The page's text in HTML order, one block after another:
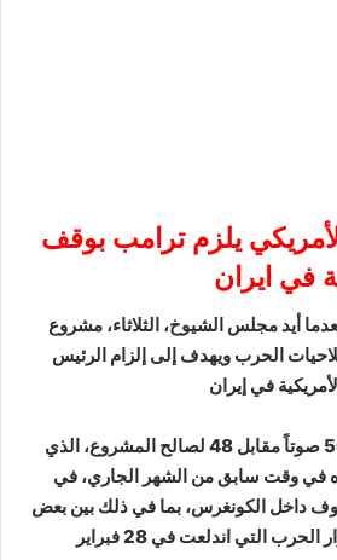
يلزم ترامب بوقف
في ايران
أيد مجلس الشيوخ، الثلاثاء، مشروع
الحرب ويهدف إلى إلزام الرئيس
في إيران
وصوّت المجلس بأغلبية 50 صوتاً مقابل 48 لصالح المشروع، الذي
في وقت سابق من الشهر الجاري، في
داخل الكونغرس، بما في ذلك بين بعض
التي اندلعت في 28 فبراير